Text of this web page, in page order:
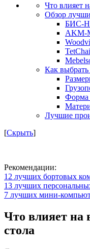
Что влияет
Обзор
БИС-Н
AKM-
Как
Форма
Лучшие
[Скрыть]
Рекомендации:
12 лучших бортовых
13 лучших
7 лучших мини-
Что влияет на
стола